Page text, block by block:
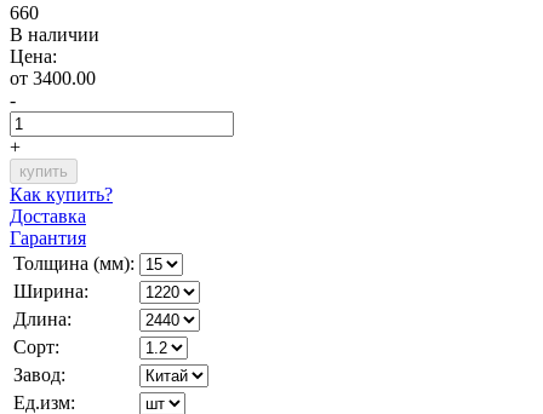
660
В наличии
Цена:
от 3400.00
-
+
Как купить?
Доставка
Гарантия
Толщина (мм):
Ширина:
Длина:
Сорт:
Завод:
Ед.изм: